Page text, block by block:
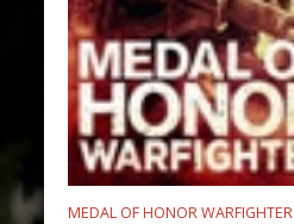
MEDAL OF HONOR WARFIGHTER